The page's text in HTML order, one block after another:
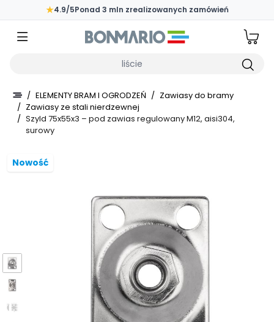
Przejdź do głównej zawartości strony
★4.9/5Ponad 3 mln zrealizowanych zamówień
/ ELEMENTY BRAM I OGRODZEŃ / Zawiasy do bramy
/ Zawiasy ze stali nierdzewnej
/ Szyld 75x55x3 – pod zawias regulowany M12, aisi304,
surowy
Nowość